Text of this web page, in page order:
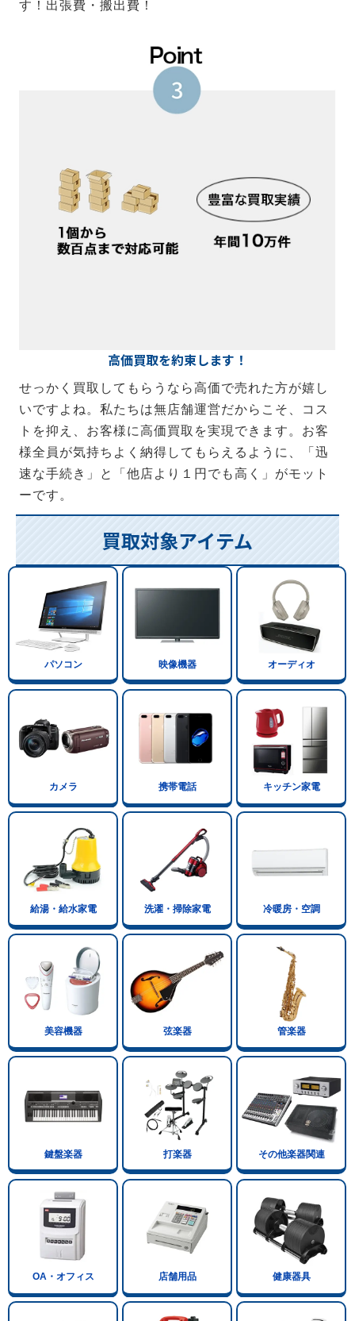
す！出張費・搬出費！
高価買取を約束します！
せっかく買取してもらうなら高価で売れた方が嬉し
いですよね。私たちは無店舗運営だからこそ、コス
トを抑え、お客様に高価買取を実現できます。お客
様全員が気持ちよく納得してもらえるように、「迅
速な手続き」と「他店より１円でも高く」がモット
ーです。
買取対象アイテム
パソコン 映像機器 オーディオ
カメラ 携帯電話 キッチン家電
給湯・給水家電 洗濯・掃除家電 冷暖房・空調
美容機器 弦楽器 管楽器
鍵盤楽器 打楽器 その他楽器関連
OA・オフィス 店舗用品 健康器具